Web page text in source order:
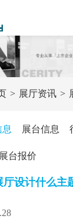
展厅资讯
息 展台信息
台报价
厅设计什么主